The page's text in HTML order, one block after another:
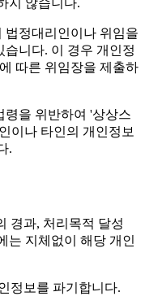
법정대리인이나 위임을
니다. 이 경우 개인정
따른 위임장을 제출하
령을 위반하여 '상상스
이나 타인의 개인정보
.
경과, 처리목적 달성
는 지체없이 해당 개인
정보를 파기합니다.